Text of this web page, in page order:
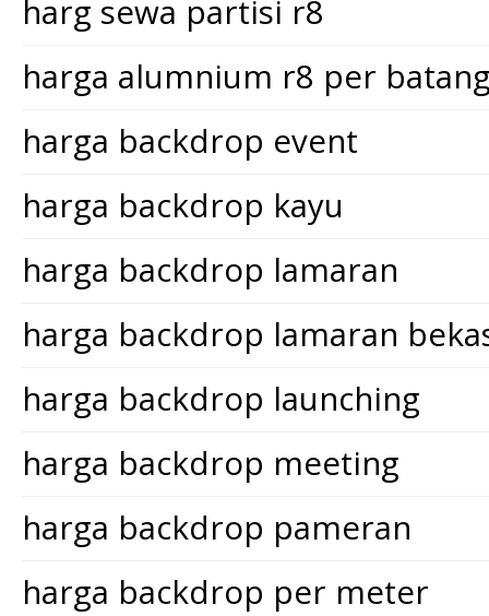
harg sewa partisi r8
harga alumnium r8 per
harga backdrop event
harga backdrop kayu
harga backdrop lamaran
harga backdrop lamaran
harga backdrop launching
harga backdrop meeting
harga backdrop pameran
harga backdrop per meter